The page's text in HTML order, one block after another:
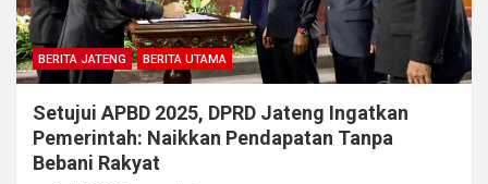
BERITA JATENG BERITA UTAMA
Setujui APBD 2025, DPRD Jateng Ingatkan
Pemerintah: Naikkan Pendapatan Tanpa
Bebani Rakyat